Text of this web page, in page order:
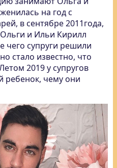
на год с
в сентябре 2011года,
и Ильи Кирилл
чего супруги решили
стало известно, что
2019 у супругов
ребенок, чему они